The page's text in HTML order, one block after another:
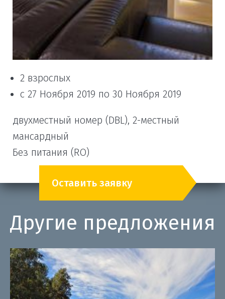
2 взрослых
с 27 Ноября 2019 по 30 Ноября 2019
двухместный номер (DBL), 2-местный
мансардный
Без питания (RO)
Оставить заявку
Другие предложения